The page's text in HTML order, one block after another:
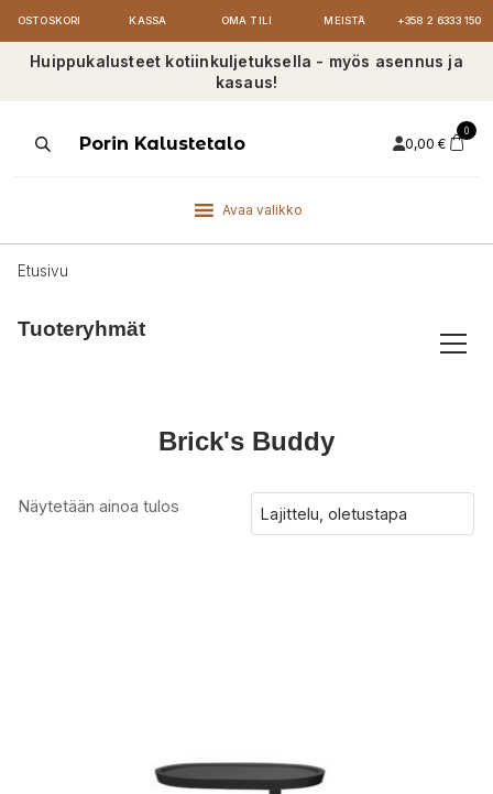
OSTOSKORI KASSA OMA TILI MEISTÄ +358 2 6333 150
Huippukalusteet kotiinkuljetuksella - myös asennus ja
kasaus!
ProductsPorin Kalustetalo 0,00 €
0
Avaa valikko
Etusivu
Tuoteryhmät
Brick's Buddy
Näytetään ainoa tulos